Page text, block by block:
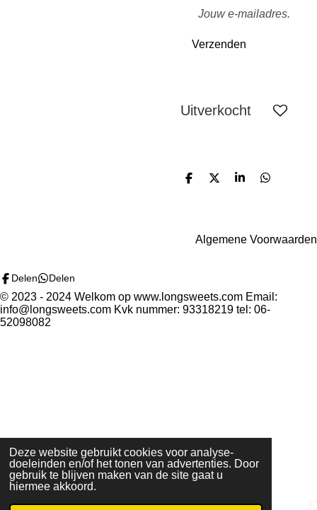
Deze website gebruikt cookies voor analyse-
doeleinden en/of het tonen van advertenties. Door
gebruik te blijven maken van de site gaat u
hiermee akkoord.
Verzenden
Uitverkocht
D
D
S
D
Algemene Voorwaarden
Delen Delen
© 2023 - 2024 Welkom op www.longsweets.com Email:
info@longsweets.com Kvk nummer: 93318219 tel: 06-
52098082